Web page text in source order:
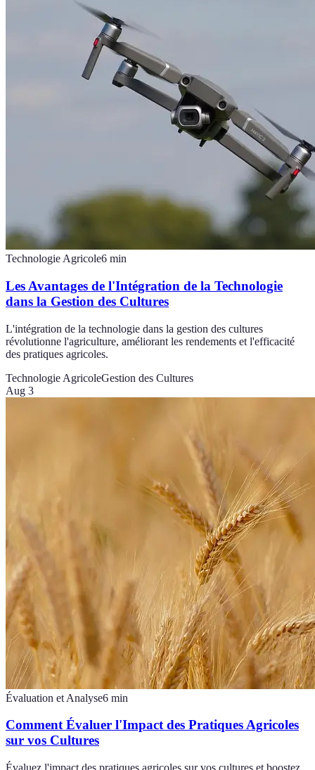
Technologie Agricole6 min
Les Avantages de l'Intégration de la Technologie
dans la Gestion des Cultures
L'intégration de la technologie dans la gestion des cultures
révolutionne l'agriculture, améliorant les rendements et l'efficacité
des pratiques agricoles.
Technologie AgricoleGestion des Cultures
Aug 3
Évaluation et Analyse6 min
Comment Évaluer l'Impact des Pratiques Agricoles
sur vos Cultures
Évaluez l'impact des pratiques agricoles sur vos cultures et boostez